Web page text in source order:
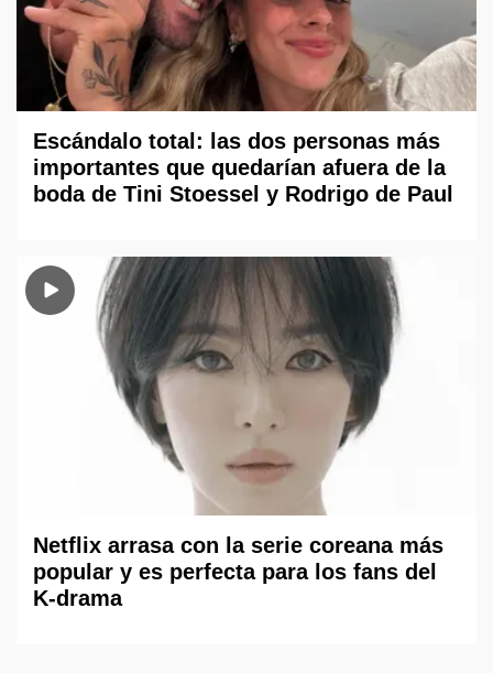
Escándalo total: las dos personas más
importantes que quedarían afuera de la
boda de Tini Stoessel y Rodrigo de Paul
Netflix arrasa con la serie coreana más
popular y es perfecta para los fans del
K-drama